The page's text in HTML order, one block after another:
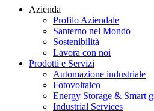
Azienda
Profilo Aziendale
Santerno nel Mondo
Sostenibilità
Lavora con noi
Prodotti e Servizi
Automazione industriale
Fotovoltaico
Energy Storage & Smart
Industrial Services